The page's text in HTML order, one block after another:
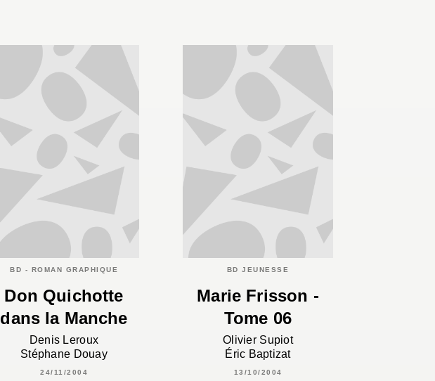
BD - ROMAN GRAPHIQUE
Don Quichotte
dans la Manche
Denis Leroux
Stéphane Douay
24/11/2004
BD JEUNESSE
Marie Frisson -
Tome 06
Olivier Supiot
Éric Baptizat
13/10/2004